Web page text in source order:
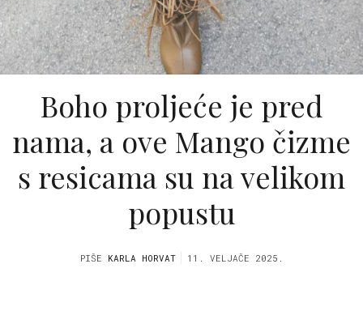
Boho proljeće je pred
nama, a ove Mango čizme
s resicama su na velikom
popustu
PIŠE KARLA HORVAT 11. VELJAČE 2025.